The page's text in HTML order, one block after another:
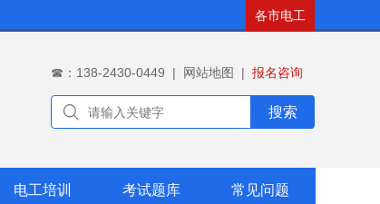
各市电工
☎：138-2430-0449 | 网站地图 | 报名咨询
搜索
电工培训 考试题库 常见问题